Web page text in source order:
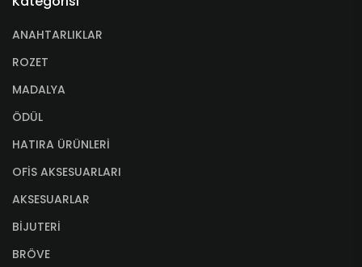
ANAHTARLIKLAR
ROZET
MADALYA
ÖDÜL
HATIRA ÜRÜNLERİ
OFİS AKSESUARLARI
AKSESUARLAR
BİJUTERİ
BRÖVE